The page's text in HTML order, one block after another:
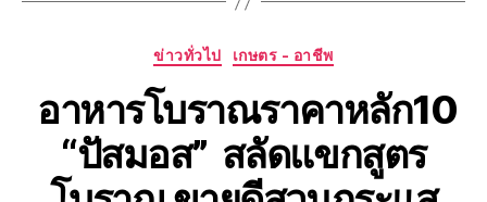
ข่าวทั่วไป เกษตร - อาชีพ
อาหารโบราณราคาหลัก10
“ปัสมอส” สลัดแขกสูตร